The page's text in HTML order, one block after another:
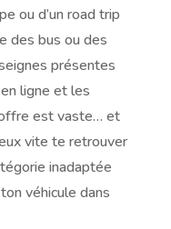
ou d’un road trip
des bus ou des
présentes
ligne et les
est vaste… et
vite te retrouver
inadaptée
véhicule dans